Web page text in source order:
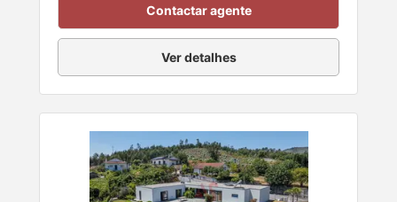
Contactar agente
Ver detalhes